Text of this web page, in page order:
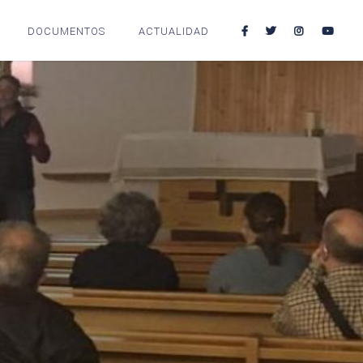
DOCUMENTOS ACTUALIDAD